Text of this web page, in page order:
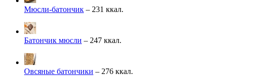
Мюсли-батончик – 231 ккал.
Батончик мюсли – 247 ккал.
Овсяные батончики – 276 ккал.